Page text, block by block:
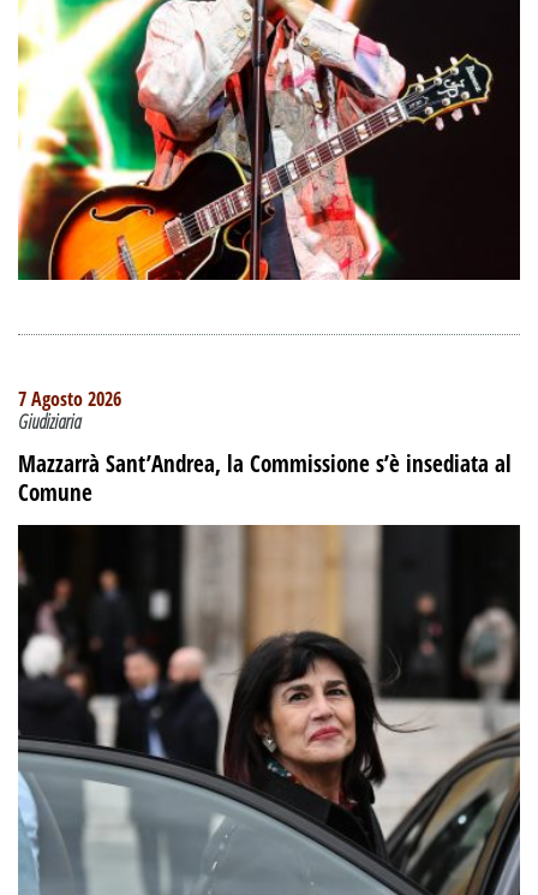
7 Agosto 2026
Giudiziaria
Mazzarrà Sant’Andrea, la Commissione s’è insediata al
Comune